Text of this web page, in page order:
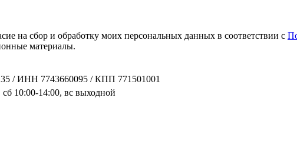
на сбор и обработку моих персональных данных в соответствии с
материалы.
/ ИНН 7743660095 / КПП 771501001
10:00-14:00, вс выходной